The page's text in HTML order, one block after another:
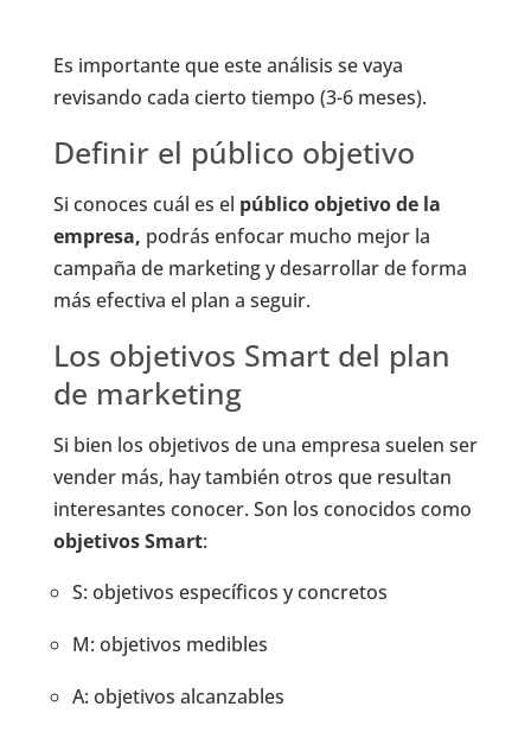
Es importante que este análisis se vaya
revisando cada cierto tiempo (3-6 meses).
Definir el público objetivo
Si conoces cuál es el público objetivo de la
empresa, podrás enfocar mucho mejor la
campaña de marketing y desarrollar de forma
más efectiva el plan a seguir.
Los objetivos Smart del plan
de marketing
Si bien los objetivos de una empresa suelen ser
vender más, hay también otros que resultan
interesantes conocer. Son los conocidos como
objetivos Smart:
S: objetivos específicos y concretos
M: objetivos medibles
A: objetivos alcanzables